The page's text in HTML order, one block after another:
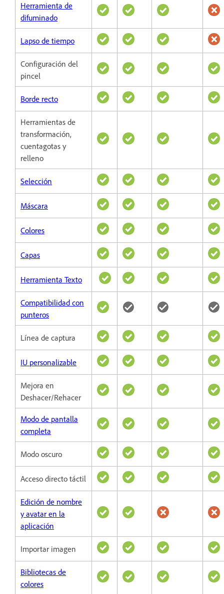
Herramienta de
difuminado
Lapso de tiempo
Configuración del
pincel
Borde recto
Herramientas de
transformación,
cuentagotas y
relleno
Selección
Máscara
Colores
Capas
Herramienta Texto
Compatibilidad con
punteros
Línea de captura
IU personalizable
Mejora en
Deshacer/Rehacer
Modo de pantalla
completa
Modo oscuro
Acceso directo táctil
Edición de nombre
y avatar en la
aplicación
Importar imagen
Bibliotecas de
colores